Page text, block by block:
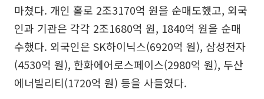
마쳤다. 개인 홀로 2조3170억 원을 순매도했고, 외국
인과 기관은 각각 2조1680억 원, 1840억 원을 순매
수했다. 외국인은 SK하이닉스(6920억 원), 삼성전자
(4530억 원), 한화에어로스페이스(2980억 원), 두산
에너빌리티(1720억 원) 등을 사들였다.